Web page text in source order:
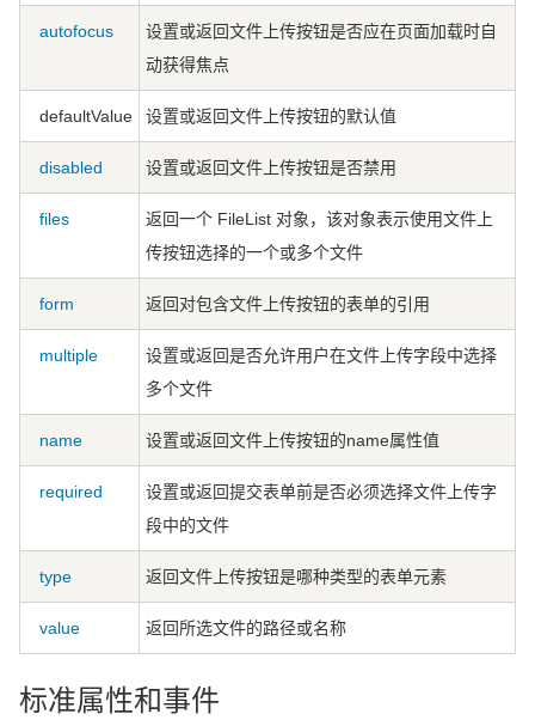
autofocus
设置或返回文件上传按钮是否应在页面加载时自
动获得焦点
defaultValue 设置或返回文件上传按钮的默认值
disabled 设置或返回文件上传按钮是否禁用
files
返回一个 FileList 对象，该对象表示使用文件上
传按钮选择的一个或多个文件
form 返回对包含文件上传按钮的表单的引用
multiple
设置或返回是否允许用户在文件上传字段中选择
多个文件
name 设置或返回文件上传按钮的name属性值
required
设置或返回提交表单前是否必须选择文件上传字
段中的文件
type 返回文件上传按钮是哪种类型的表单元素
value 返回所选文件的路径或名称
标准属性和事件